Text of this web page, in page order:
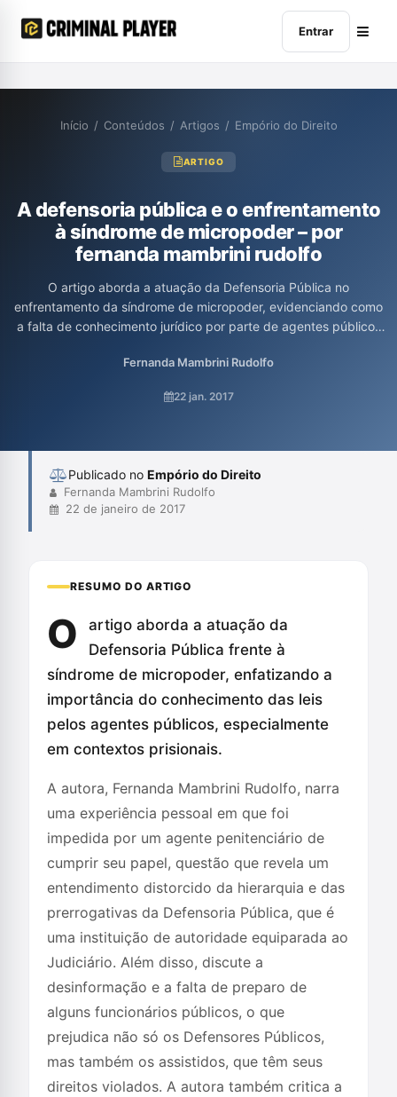
Entrar
Início / Conteúdos / Artigos / Empório do Direito
ARTIGO
A defensoria pública e o enfrentamento
à síndrome de micropoder – por
fernanda mambrini rudolfo
O artigo aborda a atuação da Defensoria Pública no
enfrentamento da síndrome de micropoder, evidenciando como
a falta de conhecimento jurídico por parte de agentes públicos
Mambrini Rudolfo, discute situações de desrespeito e abuso de
necessidade de investimento na Defensoria Pública para
Fernanda Mambrini Rudolfo
22 jan. 2017
Publicado no Empório do Direito
Fernanda Mambrini Rudolfo
22 de janeiro de 2017
RESUMO DO ARTIGO
O
artigo aborda a atuação da
Defensoria Pública frente à
síndrome de micropoder, enfatizando a
importância do conhecimento das leis
pelos agentes públicos, especialmente
em contextos prisionais.
A autora, Fernanda Mambrini Rudolfo, narra
uma experiência pessoal em que foi
impedida por um agente penitenciário de
cumprir seu papel, questão que revela um
entendimento distorcido da hierarquia e das
prerrogativas da Defensoria Pública, que é
uma instituição de autoridade equiparada ao
Judiciário. Além disso, discute a
desinformação e a falta de preparo de
alguns funcionários públicos, o que
prejudica não só os Defensores Públicos,
mas também os assistidos, que têm seus
direitos violados. A autora também critica a